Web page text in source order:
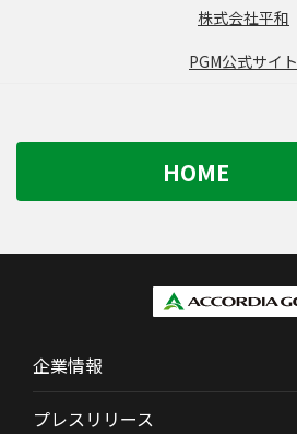
株式会社平和
PGM公式サイト
HOME
企業情報
プレスリリース